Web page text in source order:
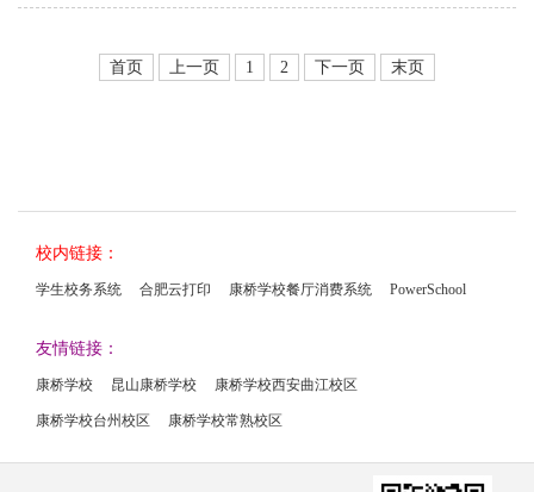
首页 上一页 1 2 下一页 末页
校内链接：
学生校务系统 合肥云打印 康桥学校餐厅消费系统 PowerSchool
友情链接：
康桥学校 昆山康桥学校 康桥学校西安曲江校区
康桥学校台州校区 康桥学校常熟校区